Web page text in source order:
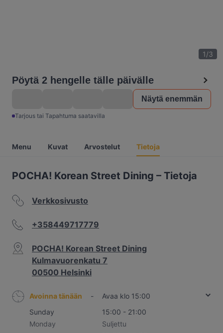
1/3
Pöytä 2 hengelle tälle päivälle
Näytä enemmän
Tarjous tai Tapahtuma saatavilla
Menu Kuvat Arvostelut Tietoja
POCHA! Korean Street Dining – Tietoja
Verkkosivusto
+358449717779
POCHA! Korean Street Dining
Kulmavuorenkatu 7
00500 Helsinki
Avoinna tänään -
Avaa klo 15:00
Sunday
15:00 - 21:00
Monday
Suljettu